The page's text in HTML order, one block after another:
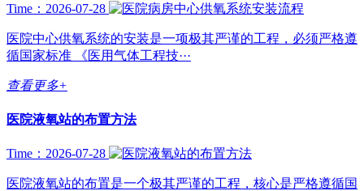
Time：2026-07-28
医院中心供氧系统的安装是一项极其严谨的工程，必须严格遵
循国家标准 《医用气体工程技···
查看更多+
医院液氧站的布置方法
Time：2026-07-28
医院液氧站的布置是一个极其严谨的工程，核心是严格遵循国